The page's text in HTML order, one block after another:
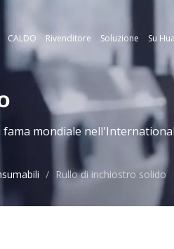
CALDO Rivenditore Soluzione Su
mondiale nell'International
/ Rullo di inchiostro solido